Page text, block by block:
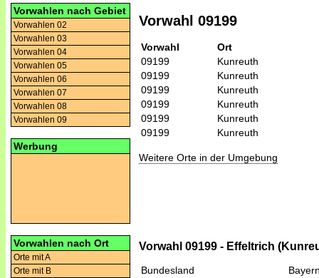
Vorwahlen nach Gebiet
Vorwahlen 02
Vorwahlen 03
Vorwahlen 04
Vorwahlen 05
Vorwahlen 06
Vorwahlen 07
Vorwahlen 08
Vorwahlen 09
Werbung
Vorwahlen nach Ort
Orte mit A
Orte mit B
Vorwahl 09199
Vorwahl
Ort
09199
Kunreuth
09199
Kunreuth
09199
Kunreuth
09199
Kunreuth
09199
Kunreuth
09199
Kunreuth
Weitere Orte in der Umgebung
Vorwahl 09199 - Effeltrich
Bundesland